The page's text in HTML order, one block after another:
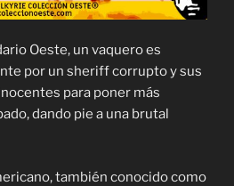
Oeste, un vaquero es
por un sheriff corrupto y sus
para poner más
dando pie a una brutal
también conocido como